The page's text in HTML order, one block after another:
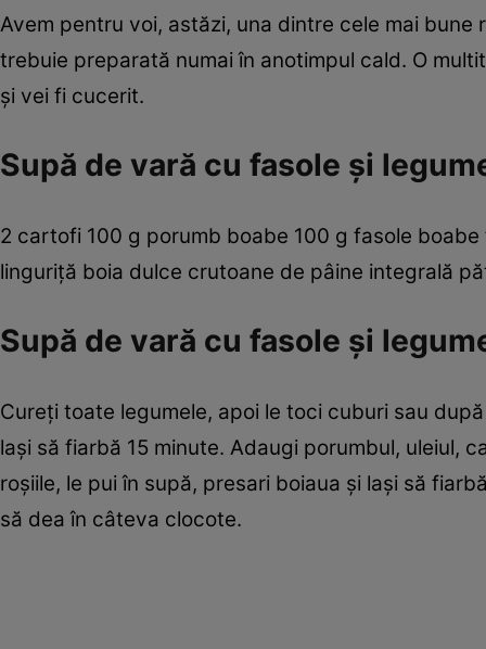
Avem pentru voi, astăzi, una dintre cele mai
trebuie preparată numai în anotimpul cald. O
şi vei fi cucerit.
Supă de vară cu fasole şi
2 cartofi 100 g porumb boabe 100 g fasole
linguriţă boia dulce crutoane de pâine integrală
Supă de vară cu fasole şi
Cureţi toate legumele, apoi le toci cuburi sau
laşi să fiarbă 15 minute. Adaugi porumbul, uleiul,
roşiile, le pui în supă, presari boiaua şi laşi să
să dea în câteva clocote.